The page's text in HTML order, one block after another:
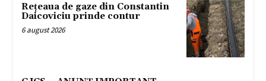
Rețeaua de gaze din Constantin
Daicoviciu prinde contur
6 august 2026